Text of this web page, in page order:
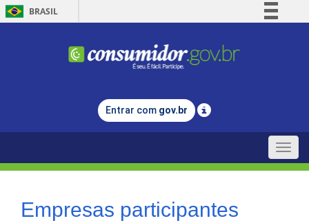
BRASIL
Comunica BR
Legislação
Entrar com gov.br
Toggle
Empresas participantes